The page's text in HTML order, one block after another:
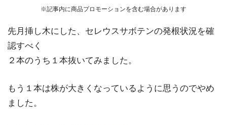
※記事内に商品プロモーションを含む場合があります
先月挿し木にした、セレウスサボテンの発根状況を確
認すべく
２本のうち１本抜いてみました。
もう１本は株が大きくなっているように思うのでやめ
ました。